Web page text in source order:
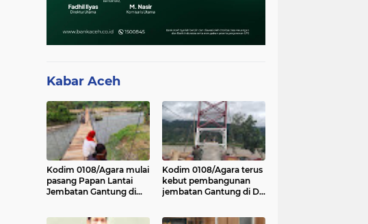
Kabar Aceh
Kodim 0108/Agara mulai
pasang Papan Lantai
Jembatan Gantung di
Kodim 0108/Agara terus
kebut pembangunan
jembatan Gantung di Ds.